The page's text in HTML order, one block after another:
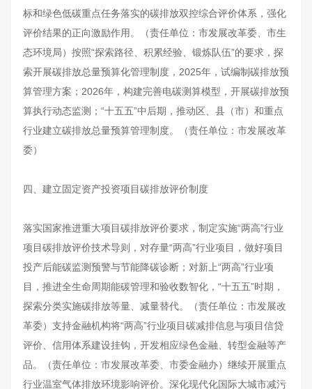
标和绿色低碳重点任务落实的碳排放双控综合评价体系，强化
评价结果的正向激励作用。（责任单位：市发展改革委、市生
态环境局）按照“探索路径、积累经验、锻炼队伍”的要求，探
索开展碳排放总量预算化管理制度，2025年，试编制碳排放预
算管理方案；2026年，构建完善电碳测算模型，开展碳排放预
算执行动态监测；“十五五”中后期，推动区、县（市）和重点
行业建立碳排放总量预算管理制度。（责任单位：市发展改革
委）
四、建立固定资产投资项目碳排放评价制度
落实国家推进重大项目碳排放评价要求，制定实施“两高”行业
项目碳排放评价技术导则，对存量“两高”行业项目，做好项目
投产后能碳监测预警与节能降碳诊断；对新上“两高”行业项
目，推进全生命周期能碳管理和验收数智化，“十五五”时期，
探索分类实施碳排放等量、减量替代。（责任单位：市发展改
革委）支持金融机构将“两高”行业项目碳减排信息与项目信贷
评价、信用体系建设挂钩，开发相应绿色金融、转型金融等产
品。（责任单位：市发展改革委、市委金融办）继续开展重点
行业温室气体排放环境影响评价。深化现代化国际大城市减污